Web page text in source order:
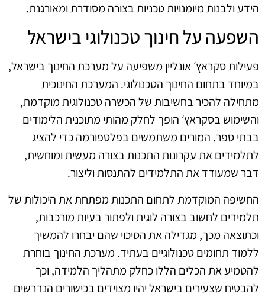
הידע ולבנות מיומנויות טכניות בצורה מסודרת ומאורגנת.
השפעה על חינוך טכנולוגי בישראל
פעילות סקראץ׳ אונליין משפיעה על מערכת החינוך בישראל,
במיוחד בתחום החינוך הטכנולוגי. המערכת החינוכית
מתחילה להכיר בחשיבות של הכשרה טכנולוגית מוקדמת,
והשימוש בסקראץ׳ הופך לחלק מהותי מתוכנית הלימודים
בבתי ספר. המורים משתמשים בפלטפורמה כדי להציג
לתלמידים את עקרונות התכנות בצורה מעשית ומוחשית,
דבר שמעודד את התלמידים להתנסות וליצור.
החשיפה המוקדמת לתחום התכנות מפתחת את היכולות של
תלמידים לחשוב בצורה לוגית ולפתור בעיות מורכבות,
וכתוצאה מכך, מגדילה את הסיכוי שהם יבחרו להמשיך
ללמוד תחומים טכנולוגיים בעתיד. מערכת החינוך בוחרת
להטמיע את הכלים הללו כחלק מתהליך הלמידה, וכך
להבטיח שצעירים בישראל יהיו מצוידים בכישורים הנדרשים